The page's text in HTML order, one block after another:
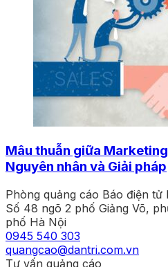
Mâu thuẫn giữa
Nguyên nhân và Giải pháp
Phòng quảng cáo Báo điện tử
Số 48 ngõ 2 phố Giảng Võ,
phố Hà Nội
0945 540 303
quangcao@dantri.com.vn
Tư vấn quảng cáo